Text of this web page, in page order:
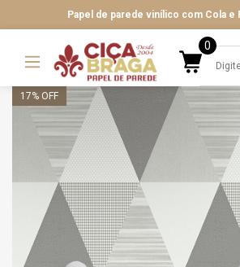
Papel de parede vinílico com Cola e
0
17% OFF